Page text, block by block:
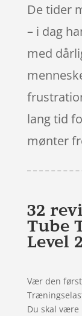
De tider
– i dag
med
lang tid
mønter
32
Tube
Level
Vær den
Du skal være